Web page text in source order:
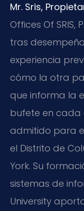
Mr. Sris,
Offices Of SRIS,
tras
experiencia
cómo la otra
que informa la
bufete en cada
admitido para
el Distrito de
York. Su
sistemas de
University